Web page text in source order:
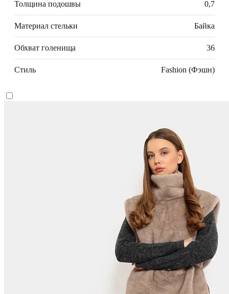
Толщина подошвы 0,7
Материал стельки Байка
Обхват голенища 36
Стиль Fashion (Фэшн)